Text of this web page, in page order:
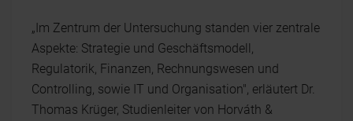
„Im Zentrum der Untersuchung standen vier zentrale
Aspekte: Strategie und Geschäftsmodell,
Regulatorik, Finanzen, Rechnungswesen und
Controlling, sowie IT und Organisation", erläutert Dr.
Thomas Krüger, Studienleiter von Horváth &